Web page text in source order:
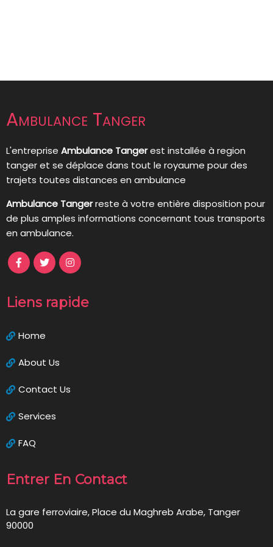
Ambulance Tanger
L'entreprise Ambulance Tangerest installée à region
tanger et se déplace dans tout le royaume pour des
trajets toutes distances en ambulance
Ambulance Tangerreste à votre entière disposition pour
de plus amples informations concernant tous transports
en ambulance.
Liens rapide
Home
About Us
Contact Us
Services
FAQ
Entrer En Contact
La gare ferroviaire, Place du Maghreb Arabe, Tanger
90000